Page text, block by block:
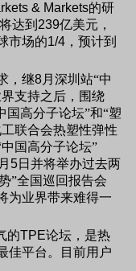
& Markets的研
达到 239亿美元，
市场的1/4 ，预计到
，继8月深圳站“中
支持之后，围绕
国高分子论坛”和“塑
联合会热塑性弹性
国高分子论坛”
月 5日并将举办过去两
”全国巡回报告会
为业界带来难得一
的TPE论坛，是热
佳平台。目前用户